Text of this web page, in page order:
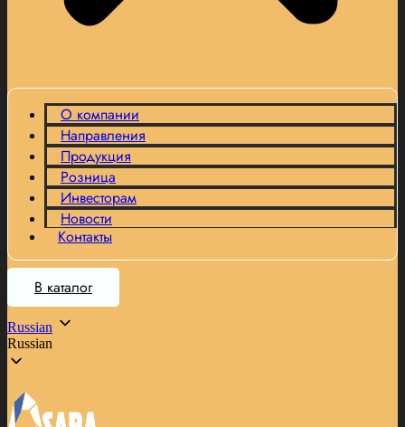
О компании
Направления
Продукция
Розница
Инвесторам
Новости
Контакты
В каталог
Russian
Russian